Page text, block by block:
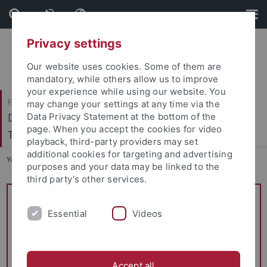
Skip
to
content
Skip
to
footer
Faculty of Catholic Theology
Dogmatik, Dogmengeschichte und Ökumenische
Theologie
You are here: Home ... Lehrveranstaltungen
Lehrveranstaltungen finden Sie aufAlma
OS: Oberseminar / KOLL: Kolloquium
Privacy settings
Our website uses cookies. Some of them are
mandatory, while others allow us to improve
your experience while using our website. You
may change your settings at any time via the
Data Privacy Statement at the bottom of the
page. When you accept the cookies for video
playback, third-party providers may set
additional cookies for targeting and advertising
purposes and your data may be linked to the
third party’s other services.
Essential Videos